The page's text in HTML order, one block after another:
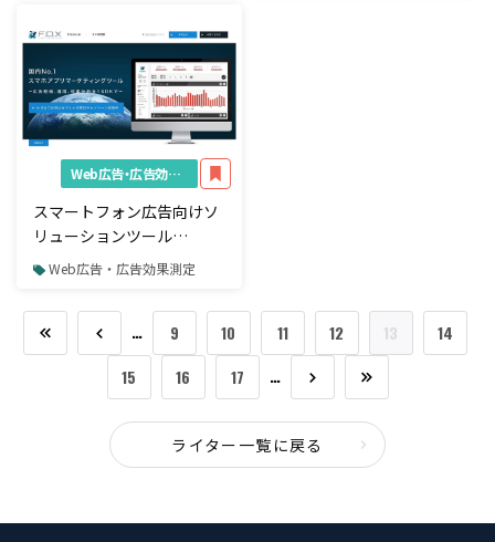
Web広告・広告効果測定
スマートフォン広告向けソ
リューションツール
「Force Operation X」が
「TrueView」に対応
Web広告・広告効果測定
… 9 10 11 12 13
14
15
16 17 …
ライター一覧に戻る